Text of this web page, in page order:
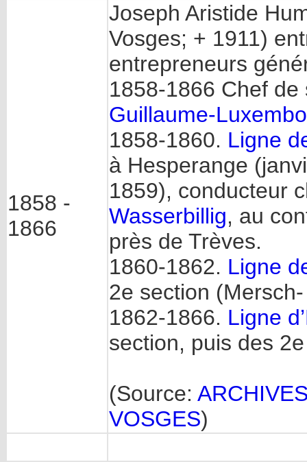
1858 -
1866
Joseph Aristide
Vosges; + 1911)
entrepreneurs
1858-1866 Chef
Guillaume-
1858-1860. Ligne
à Hesperange
1859), conducteur
Wasserbillig, au
près de Trèves.
1860-1862. Ligne
2e section
1862-1866. Ligne
section, puis des
(Source:
VOSGES)